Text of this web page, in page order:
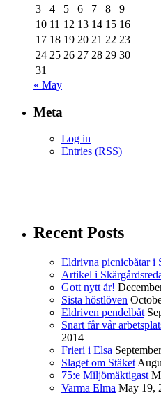
3
4 5 6 7 8
9
10 11 12 13 14 15 16
17 18 19 20 21 22 23
24 25 26 27 28 29 30
31
« May
Meta
Log in
Entries (RSS)
Recent Posts
Eldrivna picnicbåtar i
Artikel i
Gott nytt år!
Sista höstlöven
Eldriven pendelbåt
Snart får vår
2014
Frieri i Elsa
Slaget om Stäket
75:e Miljömäktigast
Varma Elma May 19,